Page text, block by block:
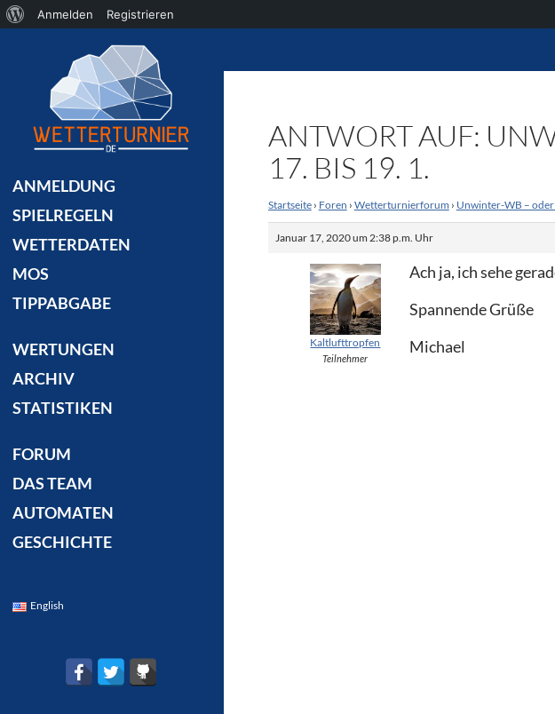
ANTWORT AUF:
17. BIS 19. 1.
Startseite › Foren › Wetterturnierforum › Unwinter-WB – oder
Januar 17, 2020 um 2:38 p.m. Uhr
Kaltlufttropfen
Teilnehmer
Ach ja, ich sehe
Spannende Grüße
Michael
ANMELDUNG
SPIELREGELN
WETTERDATEN
MOS
TIPPABGABE
WERTUNGEN
ARCHIV
STATISTIKEN
FORUM
DAS TEAM
AUTOMATEN
GESCHICHTE
English
Über
Anmelden Registrieren